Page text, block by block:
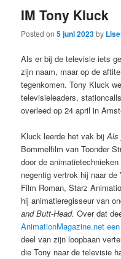
IM Tony Kluck
Posted on5 juni 2023by
Als er bij de televisie iets
zijn naam, maar op de
tegenkomen. Tony Kluck
televisieleaders,
overleed op 24 april in
Kluck leerde het vak bijAls
Bommelfilm van Toonder
door de
negentig vertrok hij naar
Film Roman, Starz
hij animatieregisseur van
and Butt-Head. Over dat
AnimationMagazine.net
deel van zijn loopbaan
die Tony naar de televisie